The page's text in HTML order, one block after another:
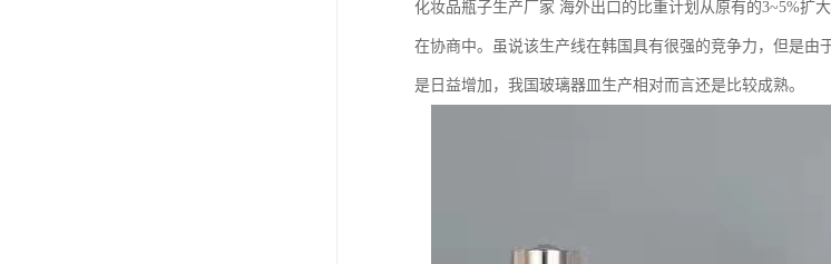
化妆品瓶子生产厂家 海外出口的比重计划从原有的3~5%扩
在协商中。虽说该生产线在韩国具有很强的竞争力，但是
是日益增加，我国玻璃器皿生产相对而言还是比较成熟。